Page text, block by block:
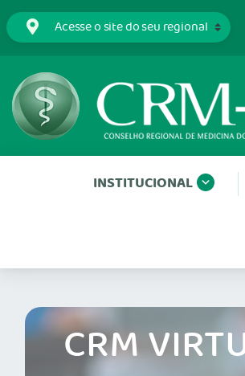
INSTITUCIONAL
CRM